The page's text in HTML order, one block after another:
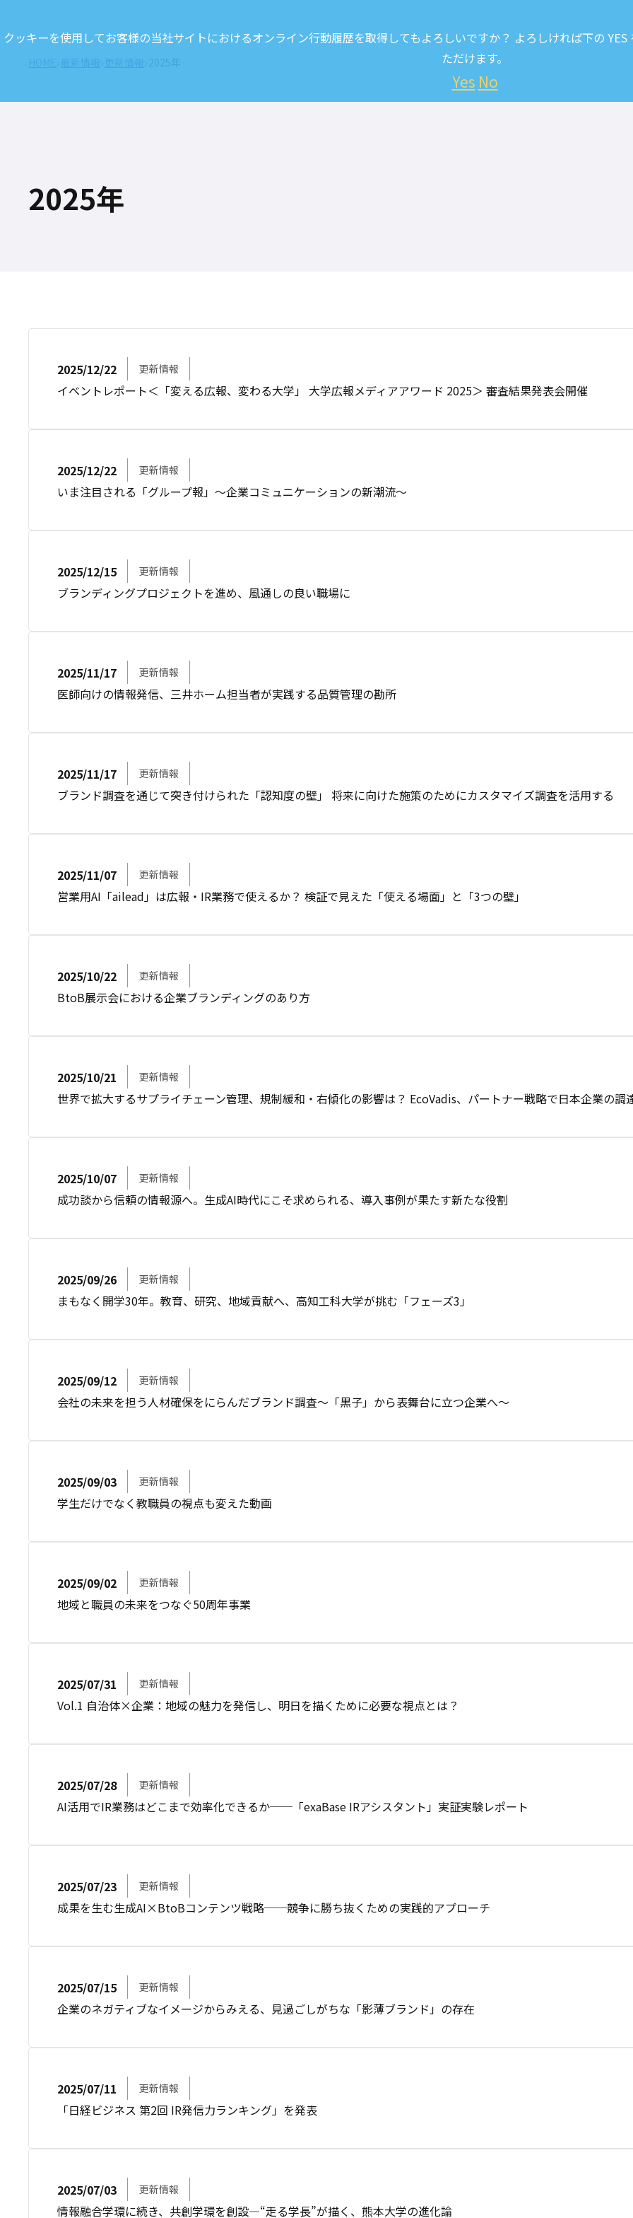
2025年
2025年
2025/12/22 更新情報
イベントレポート＜「変える広報、変わる大学」 大学広報メディアアワード 2025＞ 審査結果発表会開催
2025/12/22 更新情報
いま注目される「グループ報」～企業コミュニケーションの新潮流～
2025/12/15 更新情報
ブランディングプロジェクトを進め、風通しの良い職場に
2025/11/17 更新情報
医師向けの情報発信、三井ホーム担当者が実践する品質管理の勘所
2025/11/17 更新情報
ブランド調査を通じて突き付けられた「認知度の壁」 将来に向けた施策のためにカスタマイズ調査を活用する
2025/11/07 更新情報
営業用AI「ailead」は広報・IR業務で使えるか？ 検証で見えた「使える場面」と「3つの壁」
2025/10/22 更新情報
BtoB展示会における企業ブランディングのあり方
2025/10/21 更新情報
世界で拡大するサプライチェーン管理、規制緩和・右傾化の影響は？ EcoVadis、パートナー戦略で日本企業の調
2025/10/07 更新情報
成功談から信頼の情報源へ。生成AI時代にこそ求められる、導入事例が果たす新たな役割
2025/09/26 更新情報
まもなく開学30年。教育、研究、地域貢献へ、高知工科大学が挑む「フェーズ3」
2025/09/12 更新情報
会社の未来を担う人材確保をにらんだブランド調査～「黒子」から表舞台に立つ企業へ～
2025/09/03 更新情報
学生だけでなく教職員の視点も変えた動画
2025/09/02 更新情報
地域と職員の未来をつなぐ50周年事業
2025/07/31 更新情報
Vol.1 自治体×企業：地域の魅力を発信し、明日を描くために必要な視点とは？
2025/07/28 更新情報
AI活用でIR業務はどこまで効率化できるか──「exaBase IRアシスタント」実証実験レポート
2025/07/23 更新情報
成果を生む生成AI×BtoBコンテンツ戦略──競争に勝ち抜くための実践的アプローチ
2025/07/15 更新情報
企業のネガティブなイメージからみえる、見過ごしがちな「影薄ブランド」の存在
2025/07/11 更新情報
「日経ビジネス 第2回 IR発信力ランキング」を発表
2025/07/03 更新情報
情報融合学環に続き、共創学環を創設―“走る学長”が描く、熊本大学の進化論
クッキーを使用してお客様の当社サイトにおけるオンライン行動履歴を取得してもよろしいですか？ よろしければ下の
ただけます。
Yes No